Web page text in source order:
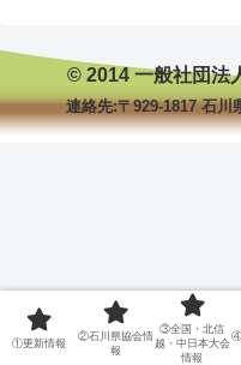
© 2014 一般社団法
連絡先:〒929-1817 石川
①更新情報
②石川県協会情
報
③全国・北信
越・中日本大会
情報
④